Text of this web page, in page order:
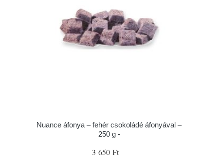
Nuance áfonya – fehér csokoládé áfonyával –
250 g -
3 650 Ft